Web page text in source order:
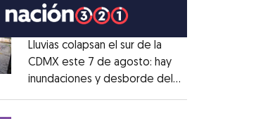
new window
Lluvias colapsan el sur de la
CDMX este 7 de agosto: hay
inundaciones y desborde del